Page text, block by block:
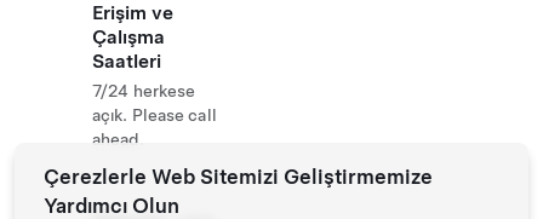
Erişim ve
Çalışma
Saatleri
7/24 herkese
açık. Please call
ahead.
Çerezlerle Web Sitemizi Geliştirmemize
Yardımcı Olun